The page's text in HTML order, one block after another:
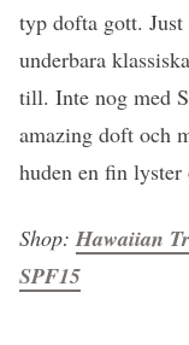
typ dofta gott.
underbara
till. Inte nog med
amazing doft och
huden en fin lyster
Shop: Hawaiian
SPF15